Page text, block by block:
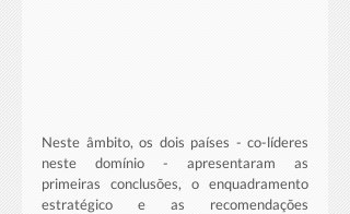
Neste âmbito, os dois países - co-líderes
neste domínio - apresentaram as
primeiras conclusões, o enquadramento
estratégico e as recomendações